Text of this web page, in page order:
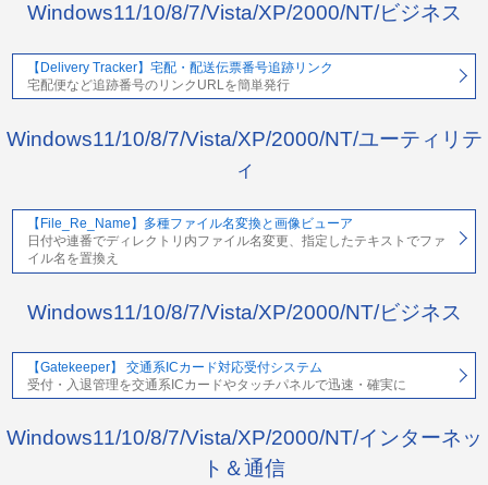
Windows11/10/8/7/Vista/XP/2000/NT/ビジネス
【Delivery Tracker】宅配・配送伝票番号追跡リンク
宅配便など追跡番号のリンクURLを簡単発行
Windows11/10/8/7/Vista/XP/2000/NT/ユーティリテ
ィ
【File_Re_Name】多種ファイル名変換と画像ビューア
日付や連番でディレクトリ内ファイル名変更、指定したテキストでファ
イル名を置換え
Windows11/10/8/7/Vista/XP/2000/NT/ビジネス
【Gatekeeper】 交通系ICカード対応受付システム
受付・入退管理を交通系ICカードやタッチパネルで迅速・確実に
Windows11/10/8/7/Vista/XP/2000/NT/インターネッ
ト＆通信